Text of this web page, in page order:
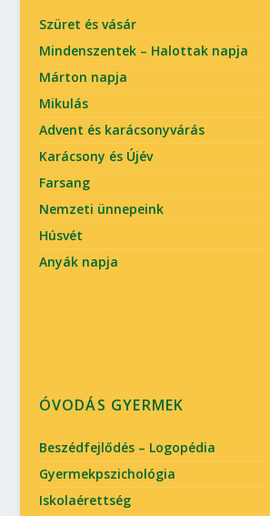
Szüret és vásár
Mindenszentek – Halottak napja
Márton napja
Mikulás
Advent és karácsonyvárás
Karácsony és Újév
Farsang
Nemzeti ünnepeink
Húsvét
Anyák napja
ÓVODÁS GYERMEK
Beszédfejlődés – Logopédia
Gyermekpszichológia
Iskolaérettség